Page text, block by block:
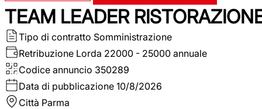
TEAM LEADER
Tipo di contratto Somministrazione
Retribuzione Lorda 22000 - 25000 annuale
Codice annuncio 350289
Data di pubblicazione 10/8/2026
Città Parma